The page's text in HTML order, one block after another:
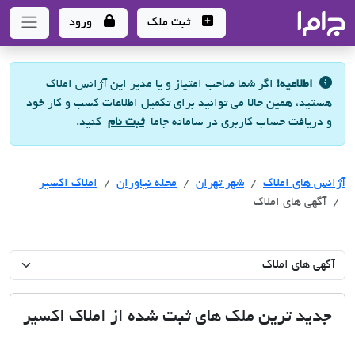
- سامانه جامع املاک و مشاورین املاک
ثبت ملک ورود
اطلاعیه! اگر شما صاحب امتیاز و یا مدیر این آژانس املاک
هستید، همین حالا می توانید برای تکمیل اطلاعات کسب و کار خود
و دریافت حساب کاربری در سامانه جاماثبت نام کنید.
آژانس های املاک آژانس های املاک
شهر تهران آژانس های املاک
محله نیاوران
املاک اکسیر
آگهی های املاک
جدید ترین ملک های ثبت شده از املاک اکسیر